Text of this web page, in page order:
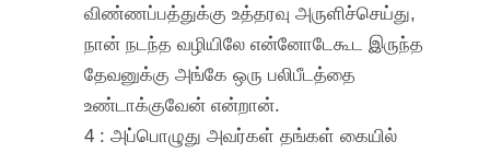
விண்ணப்பத்துக்கு உத்தரவு அருளிச்செய்து,
நான் நடந்த வழியிலே என்னோடேகூட இருந்த
தேவனுக்கு அங்கே ஒரு பலிபீடத்தை
உண்டாக்குவேன் என்றான்.
4 : அப்பொழுது அவர்கள் தங்கள் கையில்